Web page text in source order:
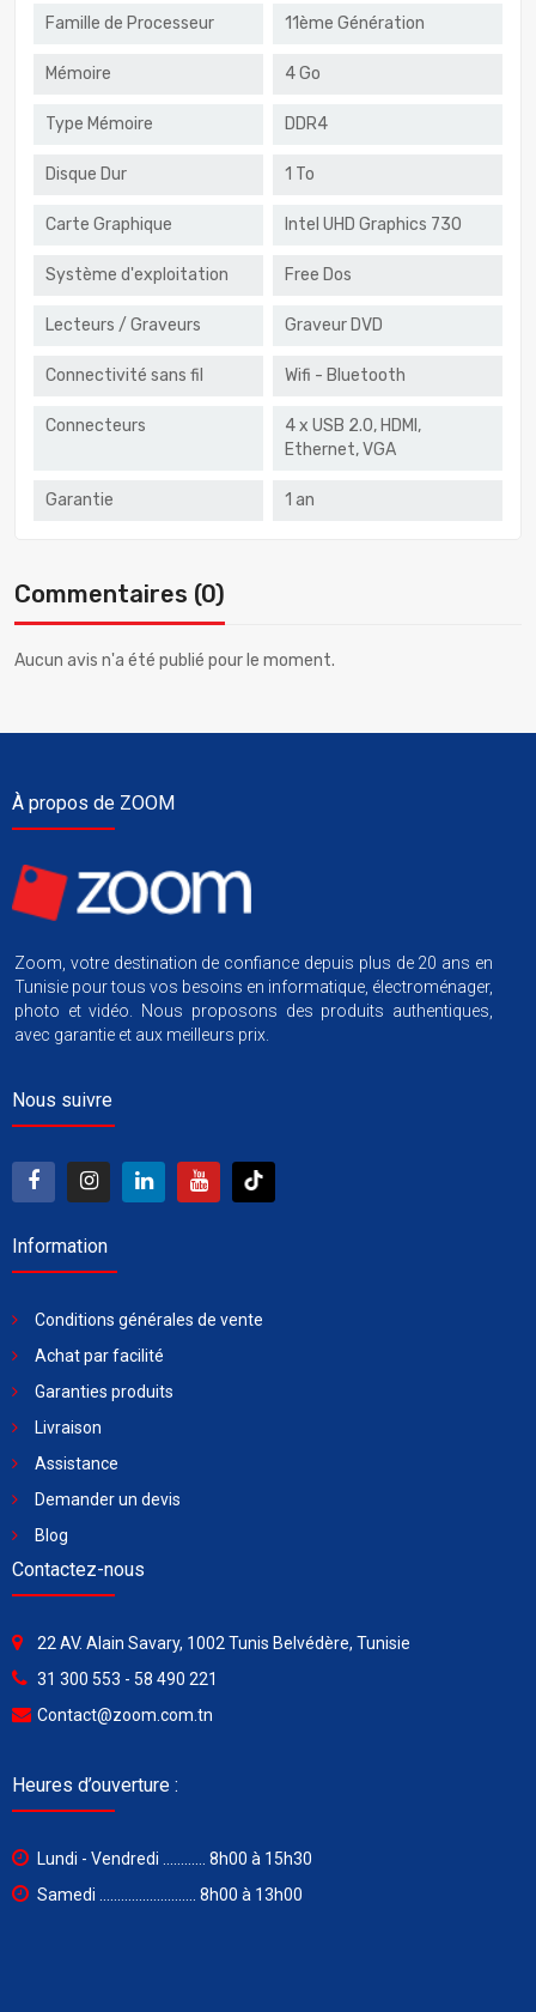
Famille de Processeur 11ème Génération
Mémoire 4 Go
Type Mémoire DDR4
Disque Dur 1 To
Carte Graphique Intel UHD Graphics 730
Système d'exploitation Free Dos
Lecteurs / Graveurs Graveur DVD
Connectivité sans fil Wifi - Bluetooth
Connecteurs
4 x USB 2.0, HDMI,
Ethernet, VGA
Garantie 1 an
Commentaires (0)
Aucun avis n'a été publié pour le moment.
À propos de ZOOM
Zoom, votre destination de confiance depuis plus de 20 ans en
Tunisie pour tous vos besoins en informatique, électroménager,
photo et vidéo. Nous proposons des produits authentiques,
avec garantie et aux meilleurs prix.
Nous suivre
Information
Conditions générales de vente
Achat par facilité
Garanties produits
Livraison
Assistance
Demander un devis
Blog
Contactez-nous
22 AV. Alain Savary, 1002 Tunis Belvédère, Tunisie
31 300 553 - 58 490 221
Contact@zoom.com.tn
Heures d’ouverture :
Lundi - Vendredi ............ 8h00 à 15h30
Samedi ........................... 8h00 à 13h00